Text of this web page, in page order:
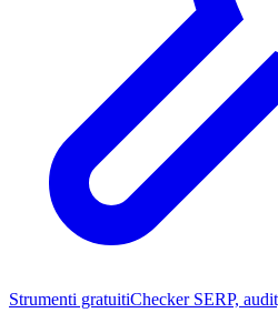
Strumenti gratuitiChecker SERP,